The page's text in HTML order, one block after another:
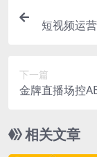
短视频运
下一篇
金牌直播场控
相关文章